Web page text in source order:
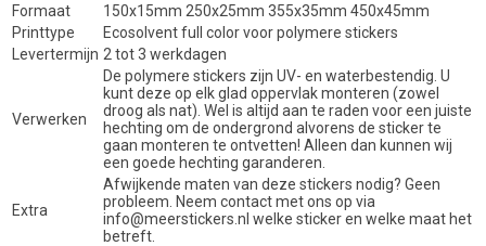
Formaat
150x15mm 250x25mm 355x35mm 450x45mm
Printtype
Ecosolvent full color voor polymere stickers
Levertermijn 2 tot 3 werkdagen
Verwerken
De polymere stickers zijn UV- en waterbestendig. U
kunt deze op elk glad oppervlak monteren (zowel
droog als nat). Wel is altijd aan te raden voor een juiste
hechting om de ondergrond alvorens de sticker te
gaan monteren te ontvetten! Alleen dan kunnen wij
een goede hechting garanderen.
Extra
Afwijkende maten van deze stickers nodig? Geen
probleem. Neem contact met ons op via
info@meerstickers.nl welke sticker en welke maat het
betreft.